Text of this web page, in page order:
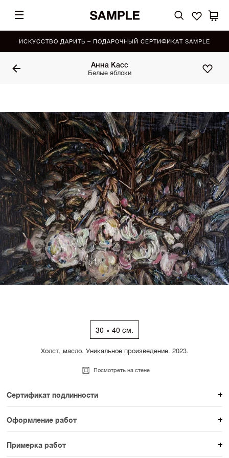
ИСКУССТВО ДАРИТЬ – ПОДАРОЧНЫЙ СЕРТИФИКАТ SAMPLE
Анна Касс
Белые яблоки
30 × 40 см.
Холст, масло. Уникальное произведение. 2023.
Посмотреть на стене
Сертификат подлинности
К каждому авторскому произведению мы
прикладываем сертификат подлинности. Для товаров
раздела SAMPLE СЕРИЯ сертификаты не
Оформление работ
При покупке произведения вы можете выбрать и
оплатить вариант оформления. На сайте доступен
Примерка работ